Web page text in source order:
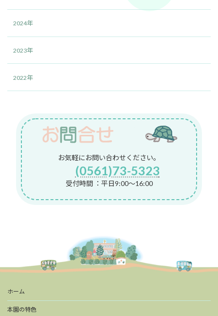
2024年
2023年
2022年
お気軽にお問い合わせください。
(0561)73-5323
受付時間 ：平日9:00～16:00
ホーム
本園の特色